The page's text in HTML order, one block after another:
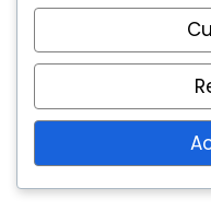
Save my name,
browser for the